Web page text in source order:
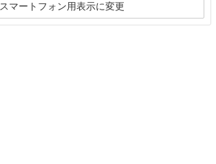
スマートフォン用表示に変更